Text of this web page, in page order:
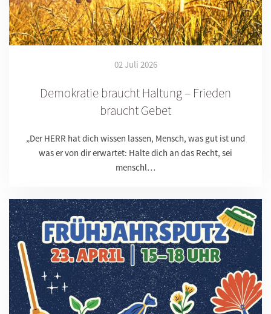
02 Juli 2026
Demokratie braucht Haltung – Frieden
braucht Gebet
„Der HERR hat dich wissen lassen, Mensch, was gut ist und
was er von dir erwartet: Halte dich an das Recht, sei
menschl…